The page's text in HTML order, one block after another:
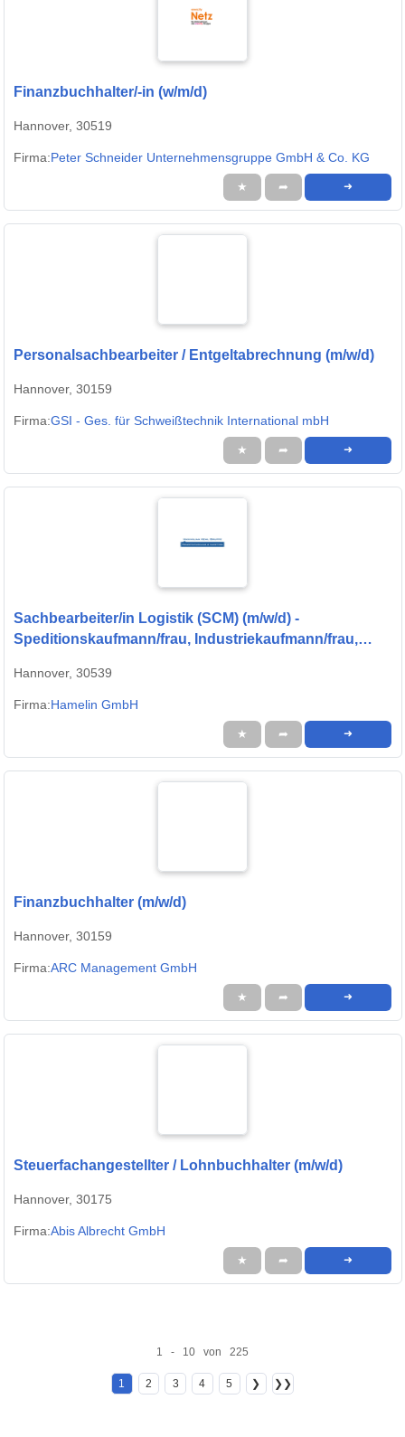
Finanzbuchhalter/-in (w/m/d)
Hannover, 30519
Firma:Peter Schneider Unternehmensgruppe GmbH & Co. KG
★ ➦ ➜
Personalsachbearbeiter / Entgeltabrechnung (m/w/d)
Hannover, 30159
Firma:GSI - Ges. für Schweißtechnik International mbH
★ ➦ ➜
Sachbearbeiter/in Logistik (SCM) (m/w/d) -
Speditionskaufmann/frau, Industriekaufmann/frau,
Außenhandelsmanagement
Hannover, 30539
Firma:Hamelin GmbH
★ ➦ ➜
Finanzbuchhalter (m/w/d)
Hannover, 30159
Firma:ARC Management GmbH
★ ➦ ➜
Steuerfachangestellter / Lohnbuchhalter (m/w/d)
Hannover, 30175
Firma:Abis Albrecht GmbH
★ ➦ ➜
1 - 10 von 225
1 2 3 4 5 ❯ ❯❯